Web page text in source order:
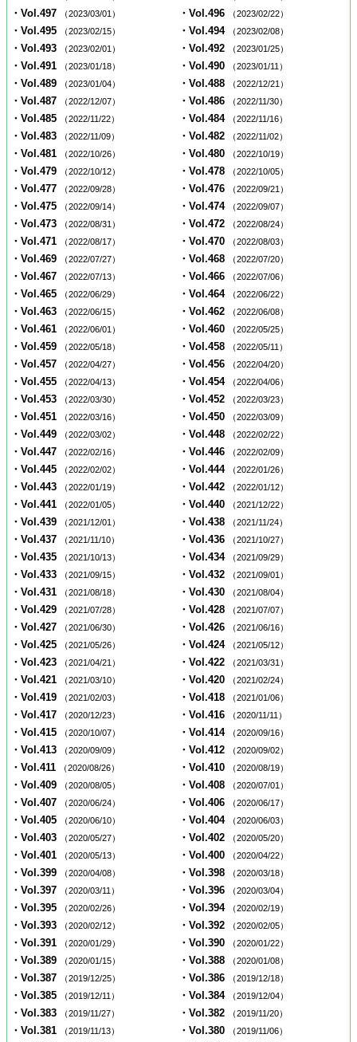
・Vol.497 （2023/03/01） ・Vol.496 （2023/02/22）
・Vol.495 （2023/02/15） ・Vol.494 （2023/02/08）
・Vol.493 （2023/02/01） ・Vol.492 （2023/01/25）
・Vol.491 （2023/01/18） ・Vol.490 （2023/01/11）
・Vol.489 （2023/01/04） ・Vol.488 （2022/12/21）
・Vol.487 （2022/12/07） ・Vol.486 （2022/11/30）
・Vol.485 （2022/11/22） ・Vol.484 （2022/11/16）
・Vol.483 （2022/11/09） ・Vol.482 （2022/11/02）
・Vol.481 （2022/10/26） ・Vol.480 （2022/10/19）
・Vol.479 （2022/10/12） ・Vol.478 （2022/10/05）
・Vol.477 （2022/09/28） ・Vol.476 （2022/09/21）
・Vol.475 （2022/09/14） ・Vol.474 （2022/09/07）
・Vol.473 （2022/08/31） ・Vol.472 （2022/08/24）
・Vol.471 （2022/08/17） ・Vol.470 （2022/08/03）
・Vol.469 （2022/07/27） ・Vol.468 （2022/07/20）
・Vol.467 （2022/07/13） ・Vol.466 （2022/07/06）
・Vol.465 （2022/06/29） ・Vol.464 （2022/06/22）
・Vol.463 （2022/06/15） ・Vol.462 （2022/06/08）
・Vol.461 （2022/06/01） ・Vol.460 （2022/05/25）
・Vol.459 （2022/05/18） ・Vol.458 （2022/05/11）
・Vol.457 （2022/04/27） ・Vol.456 （2022/04/20）
・Vol.455 （2022/04/13） ・Vol.454 （2022/04/06）
・Vol.453 （2022/03/30） ・Vol.452 （2022/03/23）
・Vol.451 （2022/03/16） ・Vol.450 （2022/03/09）
・Vol.449 （2022/03/02） ・Vol.448 （2022/02/22）
・Vol.447 （2022/02/16） ・Vol.446 （2022/02/09）
・Vol.445 （2022/02/02） ・Vol.444 （2022/01/26）
・Vol.443 （2022/01/19） ・Vol.442 （2022/01/12）
・Vol.441 （2022/01/05） ・Vol.440 （2021/12/22）
・Vol.439 （2021/12/01） ・Vol.438 （2021/11/24）
・Vol.437 （2021/11/10） ・Vol.436 （2021/10/27）
・Vol.435 （2021/10/13） ・Vol.434 （2021/09/29）
・Vol.433 （2021/09/15） ・Vol.432 （2021/09/01）
・Vol.431 （2021/08/18） ・Vol.430 （2021/08/04）
・Vol.429 （2021/07/28） ・Vol.428 （2021/07/07）
・Vol.427 （2021/06/30） ・Vol.426 （2021/06/16）
・Vol.425 （2021/05/26） ・Vol.424 （2021/05/12）
・Vol.423 （2021/04/21） ・Vol.422 （2021/03/31）
・Vol.421 （2021/03/10） ・Vol.420 （2021/02/24）
・Vol.419 （2021/02/03） ・Vol.418 （2021/01/06）
・Vol.417 （2020/12/23） ・Vol.416 （2020/11/11）
・Vol.415 （2020/10/07） ・Vol.414 （2020/09/16）
・Vol.413 （2020/09/09） ・Vol.412 （2020/09/02）
・Vol.411 （2020/08/26） ・Vol.410 （2020/08/19）
・Vol.409 （2020/08/05） ・Vol.408 （2020/07/01）
・Vol.407 （2020/06/24） ・Vol.406 （2020/06/17）
・Vol.405 （2020/06/10） ・Vol.404 （2020/06/03）
・Vol.403 （2020/05/27） ・Vol.402 （2020/05/20）
・Vol.401 （2020/05/13） ・Vol.400 （2020/04/22）
・Vol.399 （2020/04/08） ・Vol.398 （2020/03/18）
・Vol.397 （2020/03/11） ・Vol.396 （2020/03/04）
・Vol.395 （2020/02/26） ・Vol.394 （2020/02/19）
・Vol.393 （2020/02/12） ・Vol.392 （2020/02/05）
・Vol.391 （2020/01/29） ・Vol.390 （2020/01/22）
・Vol.389 （2020/01/15） ・Vol.388 （2020/01/08）
・Vol.387 （2019/12/25） ・Vol.386 （2019/12/18）
・Vol.385 （2019/12/11） ・Vol.384 （2019/12/04）
・Vol.383 （2019/11/27） ・Vol.382 （2019/11/20）
・Vol.381 （2019/11/13） ・Vol.380 （2019/11/06）